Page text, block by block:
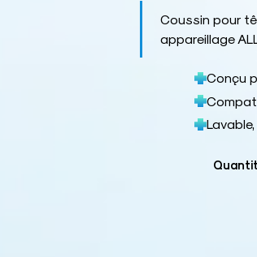
Coussin pour
appareillage
Conçu